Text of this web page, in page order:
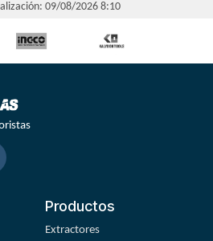
09/08/2026 8:10
Productos
Extractores